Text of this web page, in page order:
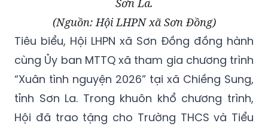
Sơn La.
(Nguồn: Hội LHPN xã Sơn Đồng)
Tiêu biểu, Hội LHPN xã Sơn Đồng đồng hành
cùng Ủy ban MTTQ xã tham gia chương trình
“Xuân tình nguyện 2026” tại xã Chiềng Sung,
tỉnh Sơn La. Trong khuôn khổ chương trình,
Hội đã trao tặng cho Trường THCS và Tiểu